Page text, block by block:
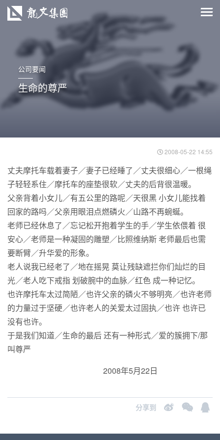
公司要闻
生命的尊严
2008-05-22 14:55
丈夫摩托车载着妻子／妻子已经睡了／丈夫很细心／一根绳
子轻轻系住／摩托车的座垫很软／丈夫的后背很温暖。
父亲背着小女儿／有五公里的路呢／天很黑 小女儿能找着
回家的路吗／父亲用眼泪点燃磷火／山路不再蜿蜒。
老师已经休息了／忘记松开抱着学生的手／学生依偎着 很
安心／老师是一种凝固的雕塑／比照维纳斯 老师最后也需
要断臂／升华爱的形象。
老人说我已经老了／地在摇晃 莫让残缺遮拦你们灿烂的目
光／老人吃下戒指 划破腕中的血脉／红色 成一种记忆。
也许摩托车太过简陋／也许父亲的磷火不够明亮／也许老师
的力量过于坚硬／也许老人的关爱太过固执／也许 也许已
没有也许。
于是我们知道／生命的最后 还有一种形式／爱的簇拥下/那
叫尊严
2008年5月22日
分享到